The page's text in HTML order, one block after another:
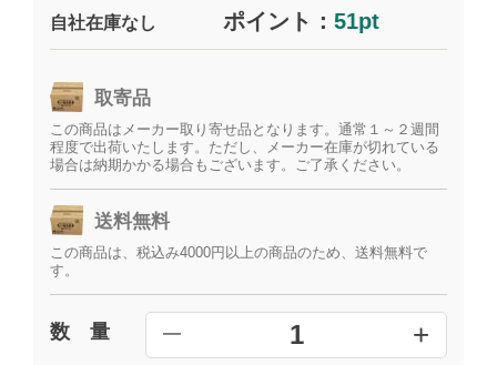
自社在庫なし ポイント：51pt
取寄品
この商品はメーカー取り寄せ品となります。通常１～２週間
程度で出荷いたします。ただし、メーカー在庫が切れている
場合は納期かかる場合もございます。ご了承ください。
送料無料
この商品は、税込み4000円以上の商品のため、送料無料で
す。
数 量 ━ 1 +